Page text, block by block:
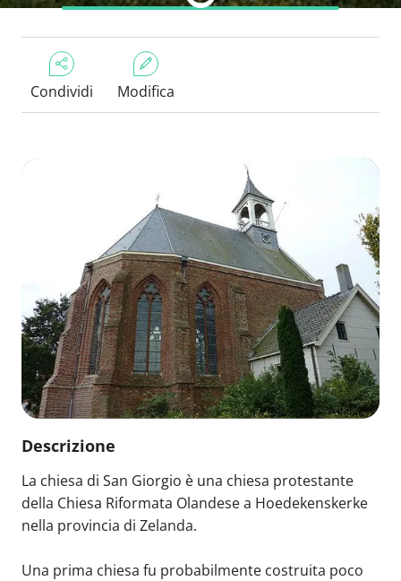
Condividi Modifica
Descrizione
La chiesa di San Giorgio è una chiesa protestante
della Chiesa Riformata Olandese a Hoedekenskerke
nella provincia di Zelanda.
Una prima chiesa fu probabilmente costruita poco